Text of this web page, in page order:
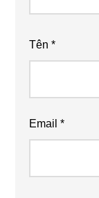
Tên*
Email*